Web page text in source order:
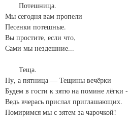
Потешница.
Мы сегодня вам пропели
Песенки потешные.
Вы простите, если что,
Сами мы нездешние...
Теща.
Ну, а пятница — Тещины вечёрки
Будем в гости к зятю на помине лёгки -
Ведь вчерась прислал приглашающих.
Помиримся мы с зятем за чарочкой!